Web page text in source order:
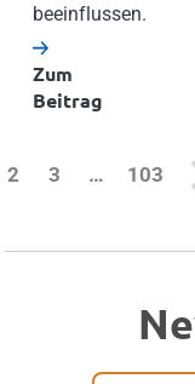
beeinflussen.
Zum
Beitrag
2 3 … 103